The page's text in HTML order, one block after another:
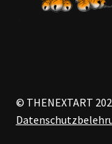
© THENEXTART